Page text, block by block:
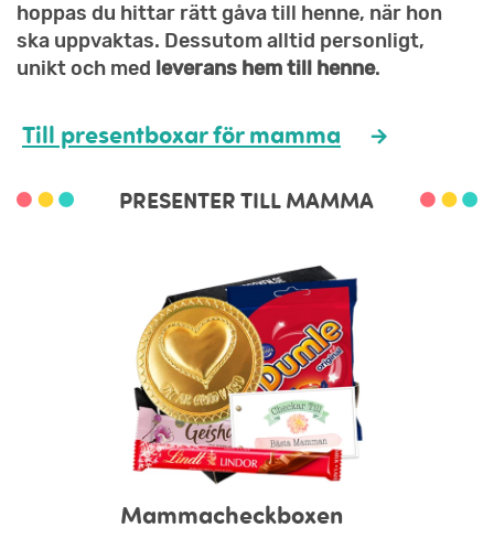
hoppas du hittar rätt gåva till henne, när hon
ska uppvaktas. Dessutom alltid personligt,
unikt och med leverans hem till henne.
Till presentboxar för mamma
PRESENTER TILL MAMMA
Mammacheckboxen